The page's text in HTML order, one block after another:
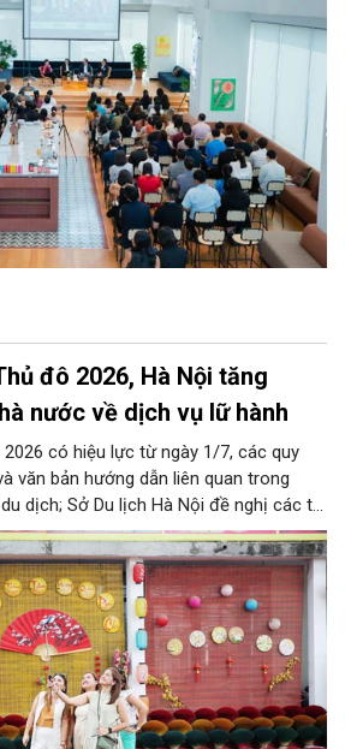
đô 2026, Hà Nội tăng
nước về dịch vụ lữ hành
có hiệu lực từ ngày 1/7, các quy
văn bản hướng dẫn liên quan trong
dịch; Sở Du lịch Hà Nội đề nghị các tổ
kinh doanh dịch vụ lữ hành trên địa
một số nội dung quan trọng. Qua đó
lợi các mục tiêu phát triển du lịch Hà
tiếp theo.